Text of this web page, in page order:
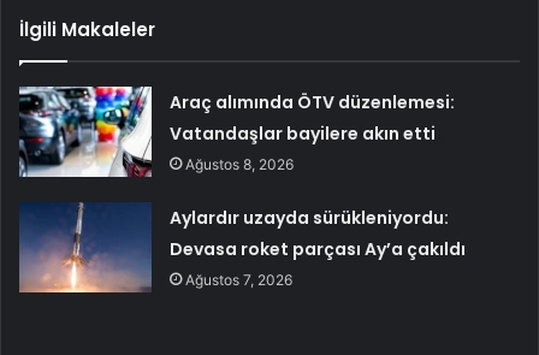
İlgili Makaleler
Araç alımında ÖTV düzenlemesi:
Vatandaşlar bayilere akın etti
Ağustos 8, 2026
Aylardır uzayda sürükleniyordu:
Devasa roket parçası Ay’a çakıldı
Ağustos 7, 2026